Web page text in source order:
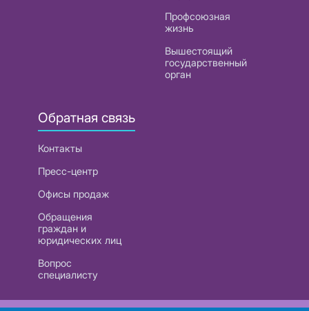
Профсоюзная
жизнь
Вышестоящий
государственный
орган
Обратная связь
Контакты
Пресс-центр
Офисы продаж
Обращения
граждан и
юридических лиц
Вопрос
специалисту